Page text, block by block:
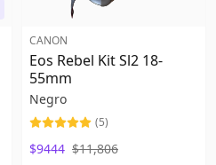
CANON
Eos Rebel Kit Sl2 18-
55mm
Negro
(5)
$9444 $11,806